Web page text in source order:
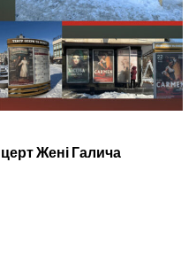
Жені Галича